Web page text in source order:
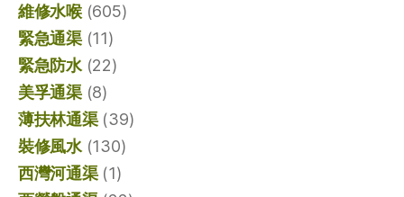
維修水喉(605)
緊急通渠(11)
緊急防水(22)
美孚通渠(8)
薄扶林通渠(39)
裝修風水(130)
西灣河通渠(1)